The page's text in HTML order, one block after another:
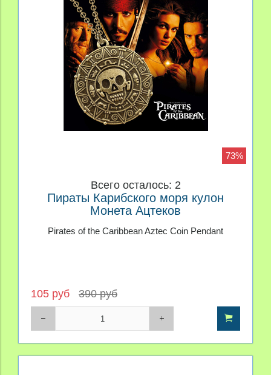
73%
Всего осталось: 2
Пираты Карибского моря кулон
Монета Ацтеков
Pirates of the Caribbean Aztec Coin Pendant
105 руб 390 руб